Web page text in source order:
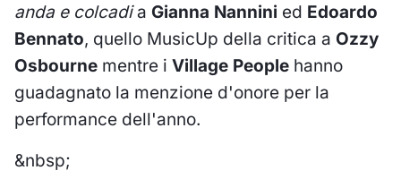
anda e colcadia Gianna Nannini ed Edoardo
Bennato, quello MusicUp della critica a Ozzy
Osbourne mentre i Village People hanno
guadagnato la menzione d'onore per la
performance dell'anno.
&nbsp;